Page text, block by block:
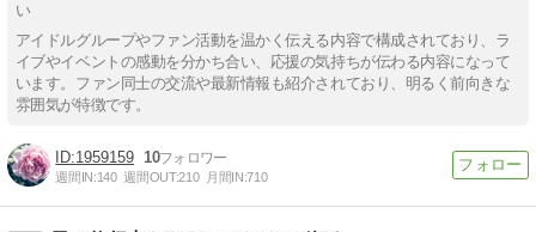
い
アイドルグループやファン活動を温かく伝える内容で構成されており、ラ
イブやイベントの感動を分かち合い、応援の気持ちが伝わる内容になって
います。ファン同士の交流や最新情報も紹介されており、明るく前向きな
雰囲気が特徴です。
1959159 10
週間IN:140 週間OUT:210 月間IN:710